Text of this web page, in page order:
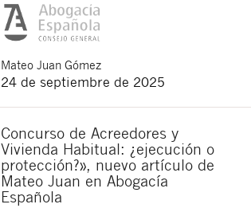
Mateo Juan Gómez
24 de septiembre de 2025
Concurso de Acreedores y
Vivienda Habitual: ¿ejecución o
protección?», nuevo artículo de
Mateo Juan en Abogacía
Española